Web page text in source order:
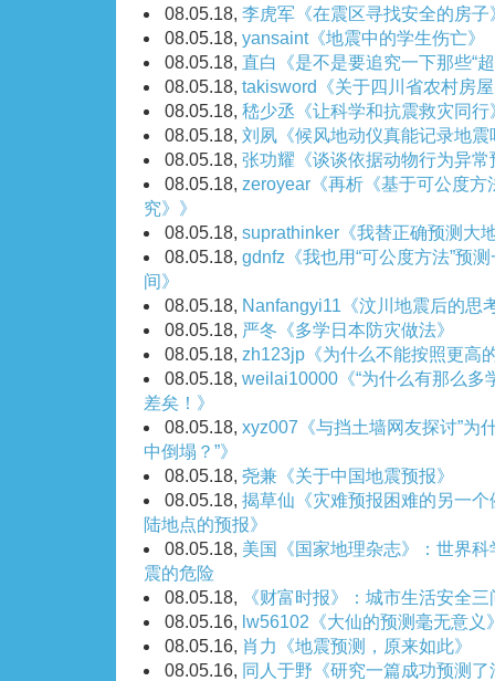
08.05.18, 李虎军《在震区寻找安全的房子
08.05.18, yansaint《地震中的学生伤亡》
08.05.18, 直白《是不是要追究一下那些“
08.05.18, takisword《关于四川省农村房
08.05.18, 嵇少丞《让科学和抗震救灾同行
08.05.18, 刘夙《候风地动仪真能记录地震
08.05.18, 张功耀《谈谈依据动物行为异
08.05.18, zeroyear《再析《基于可公度
究》》
08.05.18, suprathinker《我替正确预测大
08.05.18, gdnfz《我也用“可公度方法”预
间》
08.05.18, Nanfangyi11《汶川地震后的思
08.05.18, 严冬《多学日本防灾做法》
08.05.18, zh123jp《为什么不能按照更高
08.05.18, weilai10000《“为什么有那么多
差矣！》
08.05.18, xyz007《与挡土墙网友探讨”为
中倒塌？”》
08.05.18, 尧兼《关于中国地震预报》
08.05.18, 揭草仙《灾难预报困难的另一
陆地点的预报》
08.05.18, 美国《国家地理杂志》：世界
震的危险
08.05.18,
《财富时报》：城市生活安全三
08.05.16, lw56102《大仙的预测毫无意义
08.05.16, 肖力《地震预测，原来如此》
08.05.16, 同人于野《研究一篇成功预测